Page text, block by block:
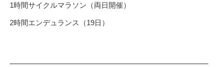
1時間サイクルマラソン（両日開催）
2時間エンデュランス（19日）